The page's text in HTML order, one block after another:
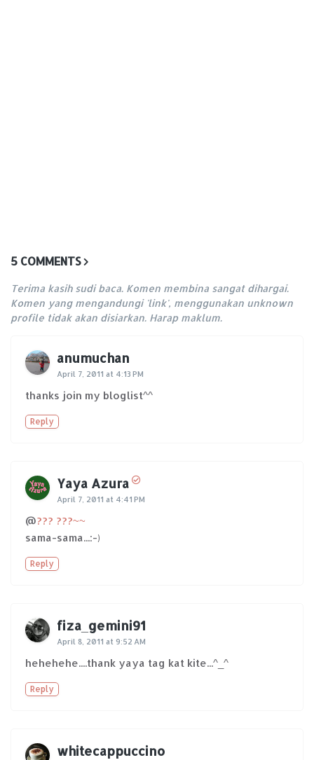
5 COMMENTS
Terima kasih sudi baca. Komen membina sangat dihargai.
Komen yang mengandungi 'link', menggunakan unknown
profile tidak akan disiarkan. Harap maklum.
anumuchan
April 7, 2011 at 4:13 PM
thanks join my bloglist^^
Reply
Yaya Azura
April 7, 2011 at 4:41 PM
@??? ???~~
sama-sama...:-)
Reply
fiza_gemini91
April 8, 2011 at 9:52 AM
hehehehe....thank yaya tag kat kite...^_^
Reply
whitecappuccino